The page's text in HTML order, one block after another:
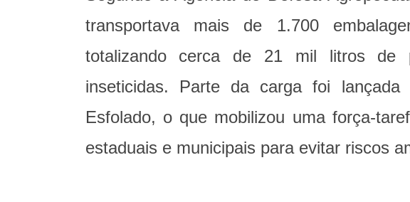
transportava mais de 1.700
totalizando cerca de 21 mil litros de
inseticidas. Parte da carga foi lançada
Esfolado, o que mobilizou uma força-
estaduais e municipais para evitar riscos